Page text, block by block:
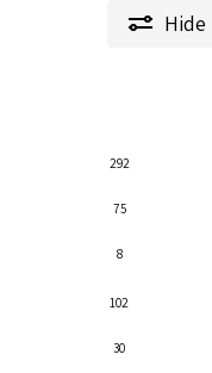
Hide
292
75
8
102
30